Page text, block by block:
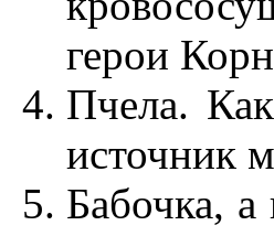
герои
Пчела.
источник
Бабочка,